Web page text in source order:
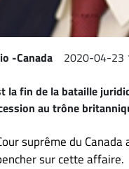
-Canada 2020-04-23
la fin de la bataille
au trône
suprême du
sur cette affaire.